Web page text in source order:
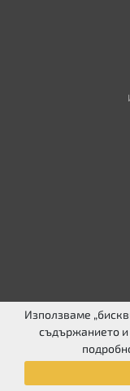
TWITTER
© 2026
Използваме
съдържанието и